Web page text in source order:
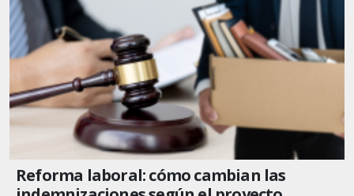
Reforma laboral: cómo cambian las